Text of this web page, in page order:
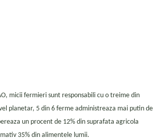
micii fermieri sunt responsabili cu o treime din
planetar, 5 din 6 ferme administreaza mai putin de
un procent de 12% din suprafata agricola
35% din alimentele lumii.